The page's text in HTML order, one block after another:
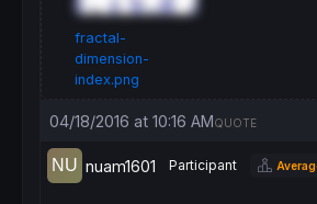
fractal-
dimension-
index.png
04/18/2016 at 10:16 AMQUOTE
nuam1601 Participant